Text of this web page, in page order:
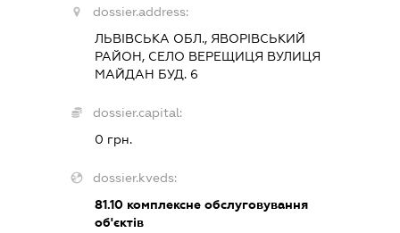
dossier.address:
ЛЬВІВСЬКА ОБЛ., ЯВОРІВСЬКИЙ
РАЙОН, СЕЛО ВЕРЕЩИЦЯ ВУЛИЦЯ
МАЙДАН БУД. 6
dossier.capital:
0 грн.
dossier.kveds:
81.10комплексне обслуговування
об'єктів